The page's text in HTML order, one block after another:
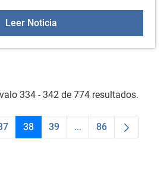
Leer NoticiaI. Campeonato de bolos
334 - 342 de 774 resultados.
intermedias Use TAB para
PáginaPágina
38 Página
39 ...PáginasPágina
86